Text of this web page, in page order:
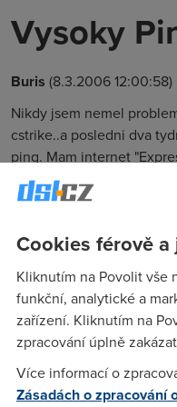
Vysoky
Buris (8.3.2006 12:00:58)
Nikdy jsem nemel
cstrike..a posledni dva
ping. Mam internet
256 kb/s. Se stahovanim
vazne ta odezva je ted
Anonym (8.3.2006
Napiš jaký konkrétní máš
A kolik si měl předtím ? A
nebo Adrenaline, nebo kde
Cookies férově a
Kliknutím na Povolit vše
funkční, analytické a
zařízení. Kliknutím na
zpracování úplně
Více informací o
Zásadách o zpracování